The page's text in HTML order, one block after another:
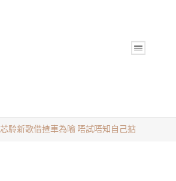
芯駖新歌借揸車為喻 唔試唔知自己掂